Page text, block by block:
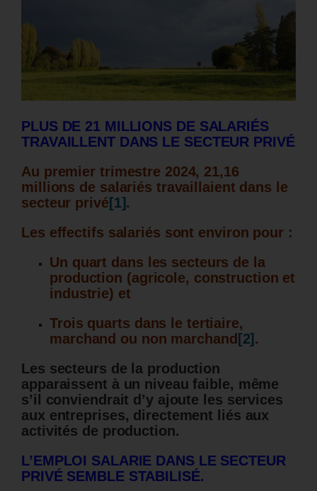
PLUS DE 21 MILLIONS DE SALARIÉS
TRAVAILLENT DANS LE SECTEUR PRIVÉ
Au premier trimestre 2024, 21,16
millions de salariés travaillaient dans le
secteur privé [1].
Les effectifs salariés sont environ pour :
Un quart dans les secteurs de la
production (agricole, construction et
industrie) et
Trois quarts dans le tertiaire,
marchand ou non marchand [2] .
Les secteurs de la production
apparaissent à un niveau faible, même
s’il conviendrait d’y ajoute les services
aux entreprises, directement liés aux
activités de production.
L’EMPLOI SALARIE DANS LE SECTEUR
PRIVÉ SEMBLE STABILISÉ.